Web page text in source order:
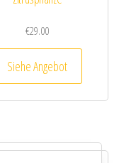
€29.00
Siehe Angebot